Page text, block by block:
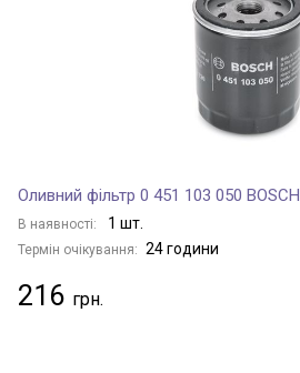
Оливний фільтр 0 451 103 050 BOSCH
В наявності: 1 шт.
Термін очікування: 24 години
216